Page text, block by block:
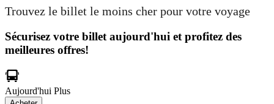
Trouvez le billet le moins cher pour votre voyage
Sécurisez votre billet aujourd'hui et profitez des
meilleures offres!
Aujourd'hui Plus